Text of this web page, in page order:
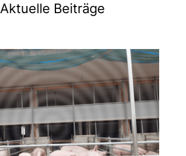
Aktuelle Beiträge